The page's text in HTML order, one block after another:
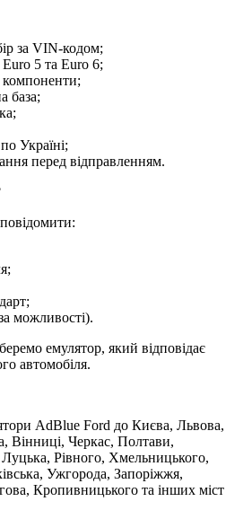
за VIN-кодом;
Euro 5 та Euro 6;
компоненти;
база;
Україні;
перед відправленням.
можливості).
емулятор, який відповідає
автомобіля.
AdBlue Ford до Києва, Львова,
Вінниці, Черкас, Полтави,
Рівного, Хмельницького,
Ужгорода, Запоріжжя,
Кропивницького та інших міст